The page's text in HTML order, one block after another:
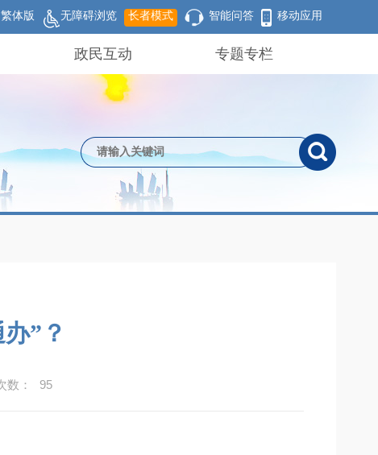
繁体版 无障碍浏览 长者模式 智能问答 移动应用
政民互动 专题专栏
”？
数： 95